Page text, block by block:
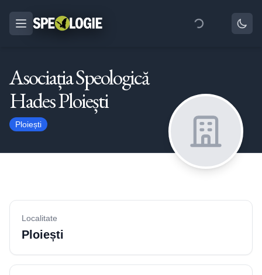
Asociația Speologică
Hades Ploiești
Ploiești
Localitate
Ploiești